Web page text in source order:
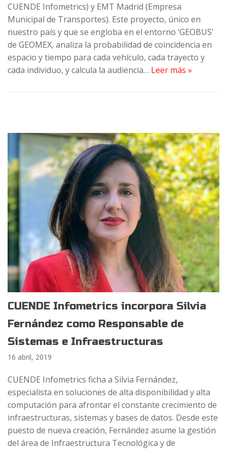
CUENDE Infometrics) y EMT Madrid (Empresa
Municipal de Transportes). Este proyecto, único en
nuestro país y que se engloba en el entorno ‘GEOBUS’
de GEOMEX, analiza la probabilidad de coincidencia en
espacio y tiempo para cada vehículo, cada trayecto y
cada individuo, y calcula la audiencia… Leer más »
CUENDE Infometrics incorpora Silvia
Fernández como Responsable de
Sistemas e Infraestructuras
16 abril, 2019
CUENDE Infometrics ficha a Silvia Fernández,
especialista en soluciones de alta disponibilidad y alta
computación para afrontar el constante crecimiento de
infraestructuras, sistemas y bases de datos. Desde este
puesto de nueva creación, Fernández asume la gestión
del área de Infraestructura Tecnológica y de